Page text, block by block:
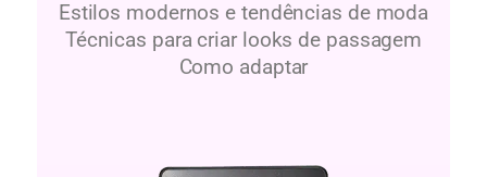
Estilos modernos e tendências de moda
Técnicas para criar looks de passagem
Como adaptar